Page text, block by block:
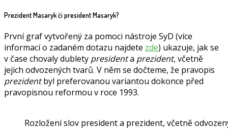
Prezident Masaryk či president Masaryk?
První graf vytvořený za pomoci nástroje SyD (více
informací o zadaném dotazu najdete zde) ukazuje, jak se
v čase chovaly dublety presidenta prezident, včetně
jejich odvozených tvarů. V něm se dočteme, že pravopis
prezidentbyl preferovanou variantou dokonce před
pravopisnou reformou v roce 1993.
Rozložení slov president a prezident, včetně